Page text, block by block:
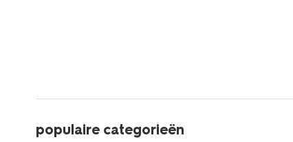
populaire categorieën